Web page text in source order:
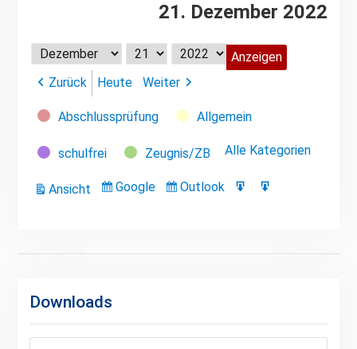
21. Dezember 2022
Monat
Tag
Jahr
Zurück
Heute
Weiter
Kategorien
Abschlussprüfung Allgemein
schulfrei Zeugnis/ZB Alle Kategorien
Ansicht ausdrucken
Eintragen
Google
Eintragen
Outlook
Google-
Downloads